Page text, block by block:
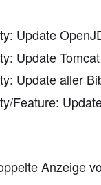
Update
Update
Update aller
Feature:
Anzeige